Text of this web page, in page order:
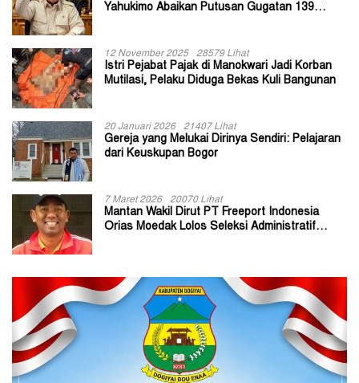
Yahukimo Abaikan Putusan Gugatan 139
12 November 2025 28579 Lihat
Istri Pejabat Pajak di Manokwari Jadi Korban
Mutilasi, Pelaku Diduga Bekas Kuli Bangunan
20 Januari 2026 21407 Lihat
Gereja yang Melukai Dirinya Sendiri: Pelajaran
dari Keuskupan Bogor
7 Maret 2026 20070 Lihat
Mantan Wakil Dirut PT Freeport Indonesia
Orias Moedak Lolos Seleksi Administratif